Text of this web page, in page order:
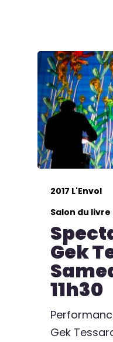
2017 L'Envol
Salon du
Gek
11h30
Gek